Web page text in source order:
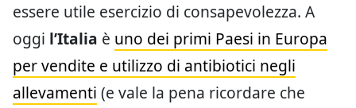
essere utile esercizio di consapevolezza. A
oggi l’Italia è uno dei primi Paesi in Europa
per vendite e utilizzo di antibiotici negli
allevamenti (e vale la pena ricordare che